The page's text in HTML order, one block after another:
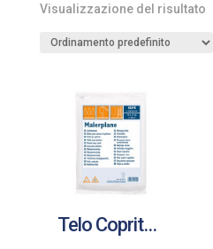
Visualizzazione del risultato
Telo Copritutto HDPE 0,010 medio